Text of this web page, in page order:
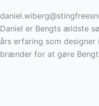
Daniel er Bengts ældste
års erfaring som
brænder for at gøre